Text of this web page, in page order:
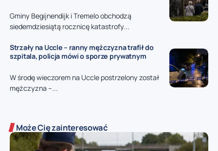
Gminy Begijnendijk i Tremelo obchodzą
siedemdziesiątą rocznicę katastrofy...
Strzały na Uccle – ranny mężczyzna trafił do
szpitala, policja mówi o sporze prywatnym
W środę wieczorem na Uccle postrzelony został
mężczyzna –...
Może Cię zainteresować